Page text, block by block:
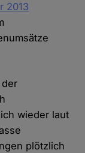
2013
wieder laut
plötzlich